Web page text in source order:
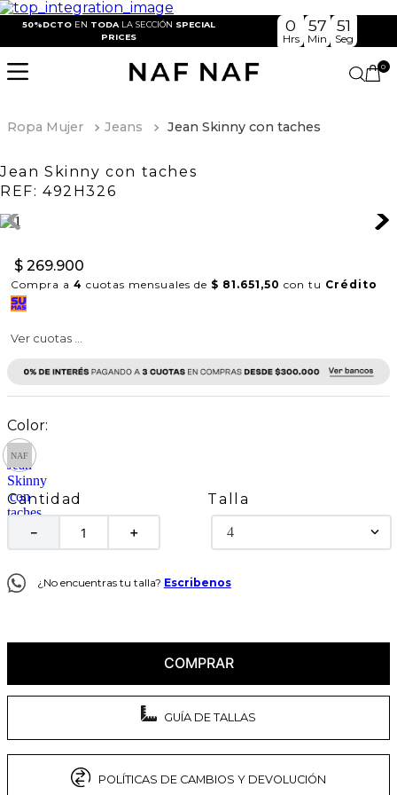
50%DCTO EN TODA LA SECCIÓN SPECIAL
PRICES
0
Hrs
57
Min
50
Seg
0
Ropa Mujer Jeans Jean Skinny con taches
Jean Skinny con taches
REF: 492H326
$ 269.900
Compra a 4 cuotas mensuales de $ 81.651,50 con tu Crédito
Ver cuotas ...
Cantidad
＋
－
Talla
4
¿No encuentras tu talla? Escribenos
COMPRAR
GUÍA DE TALLAS
POLÍTICAS DE CAMBIOS Y DEVOLUCIÓN